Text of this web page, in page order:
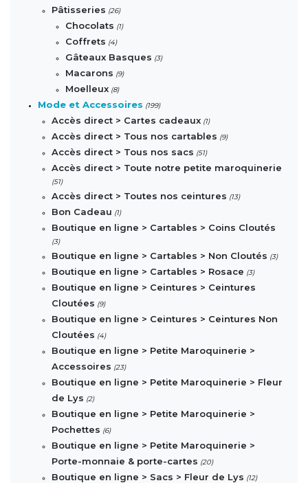
Pâtisseries (26)
Chocolats (1)
Coffrets (4)
Gâteaux Basques (3)
Macarons (9)
Moelleux (8)
Mode et Accessoires (199)
Accès direct > Cartes cadeaux (1)
Accès direct > Tous nos cartables (9)
Accès direct > Tous nos sacs (51)
Accès direct > Toute notre petite maroquinerie
(51)
Accès direct > Toutes nos ceintures (13)
Bon Cadeau (1)
Boutique en ligne > Cartables > Coins Cloutés
(3)
Boutique en ligne > Cartables > Non Cloutés (3)
Boutique en ligne > Cartables > Rosace (3)
Boutique en ligne > Ceintures > Ceintures
Cloutées (9)
Boutique en ligne > Ceintures > Ceintures Non
Cloutées (4)
Boutique en ligne > Petite Maroquinerie >
Accessoires (23)
Boutique en ligne > Petite Maroquinerie > Fleur
de Lys (2)
Boutique en ligne > Petite Maroquinerie >
Pochettes (6)
Boutique en ligne > Petite Maroquinerie >
Porte-monnaie & porte-cartes (20)
Boutique en ligne > Sacs > Fleur de Lys (12)